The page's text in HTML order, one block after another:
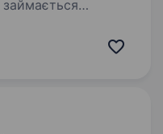
заповнення